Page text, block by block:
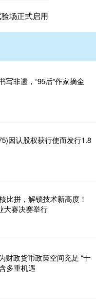
场正式启用
写非遗，“95后”作家摘金
因认股权获行使而发行1.8
比拼，解锁技术新高度！
大赛决赛举行
财政货币政策空间充足 “十
多重机遇